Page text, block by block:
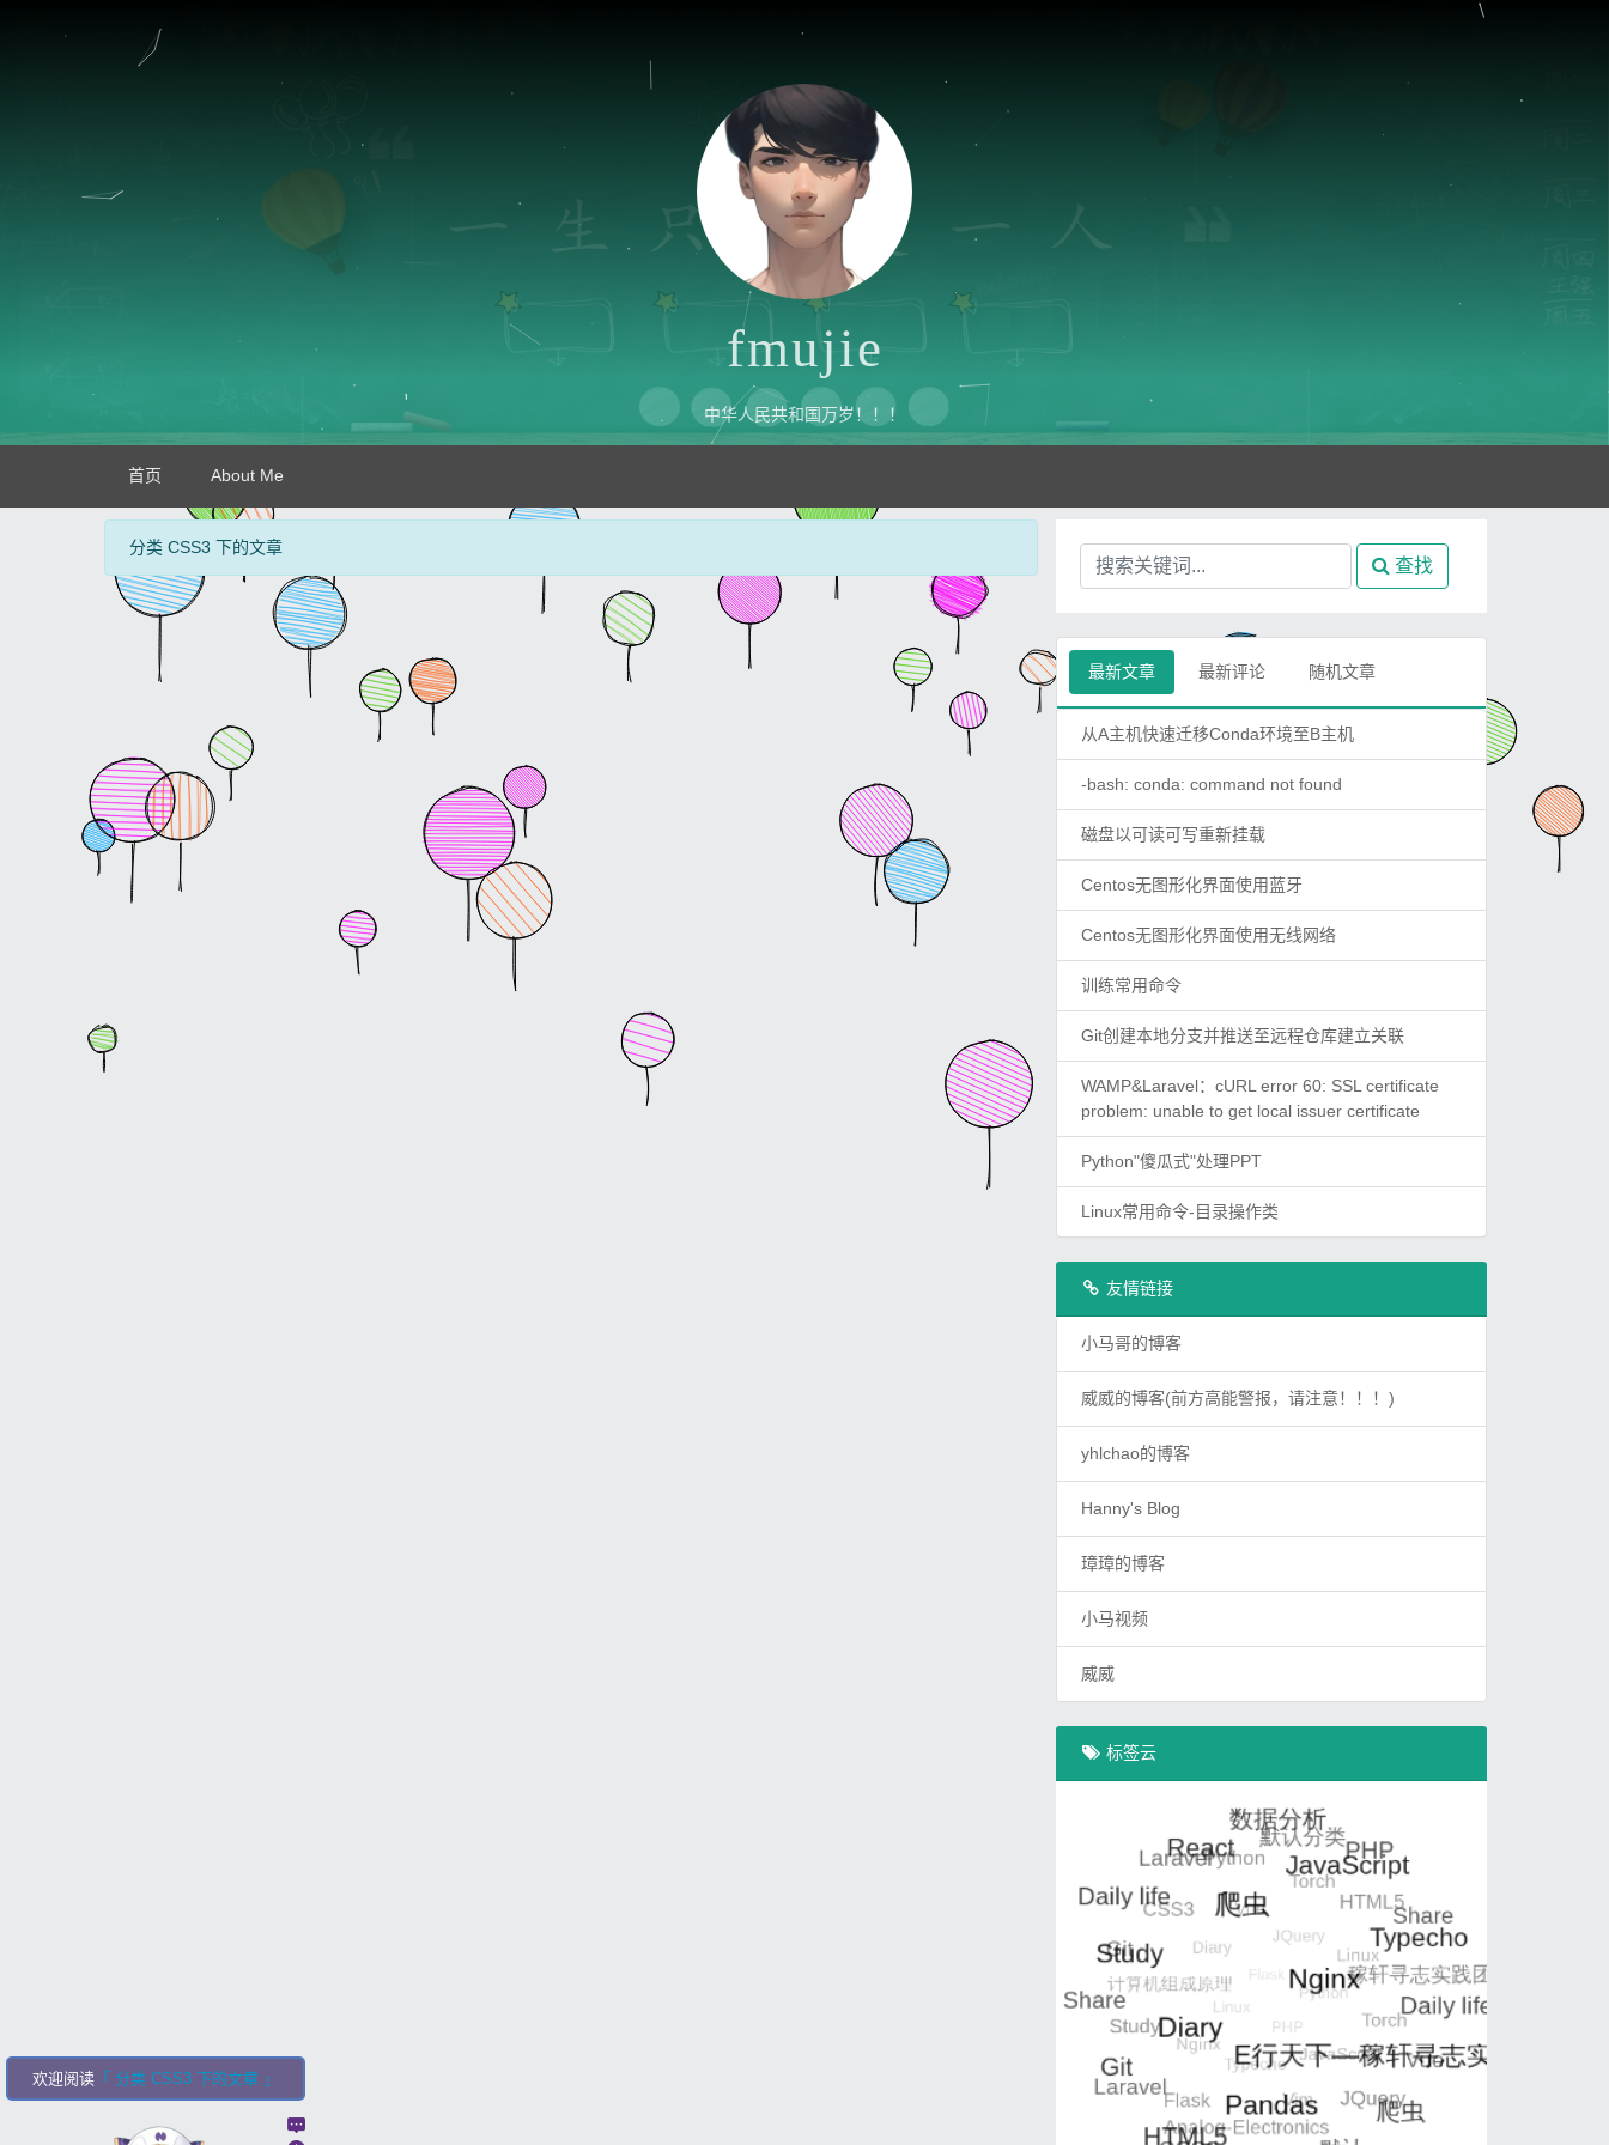
fmujie
中华人民共和国万岁！！！
首页 About Me
分类 CSS3 下的文章
查找
最新文章 最新评论 随机文章
从A主机快速迁移Conda环境至B主机
-bash: conda: command not found
磁盘以可读可写重新挂载
Centos无图形化界面使用蓝牙
Centos无图形化界面使用无线网络
训练常用命令
Git创建本地分支并推送至远程仓库建立关联
WAMP&Laravel：cURL error 60: SSL certificate
problem: unable to get local issuer certificate
Python"傻瓜式"处理PPT
Linux常用命令-目录操作类
友情链接
小马哥的博客
威威的博客(前方高能警报，请注意！！！)
yhlchao的博客
Hanny's Blog
璋璋的博客
小马视频
威威
标签云
欢迎阅读 「 分类 CSS3 下的文章 」